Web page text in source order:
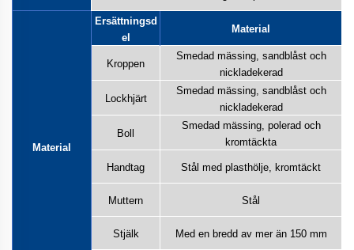
Material
Ersättningsd
el
Material
Kroppen
Smedad mässing, sandblåst och
nickladekerad
Lockhjärt
Smedad mässing, sandblåst och
nickladekerad
Boll
Smedad mässing, polerad och
kromtäckta
Handtag Stål med plasthölje, kromtäckt
Muttern Stål
Stjälk Med en bredd av mer än 150 mm